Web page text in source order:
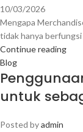
10/03/2026
Mengapa
tidak hanya
Continue reading
Blog
untuk
Posted byadmin